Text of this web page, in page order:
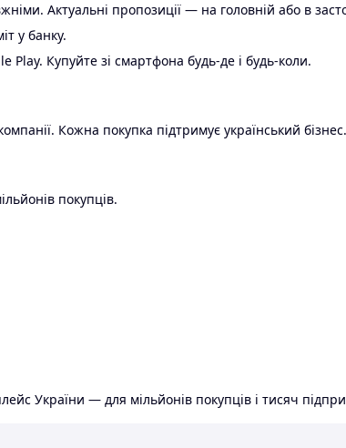
Актуальні пропозиції — на головній або в
у банку.
Купуйте зі смартфона будь-де і будь-коли.
Кожна покупка підтримує український бізнес.
покупців.
України — для мільйонів покупців і тисяч